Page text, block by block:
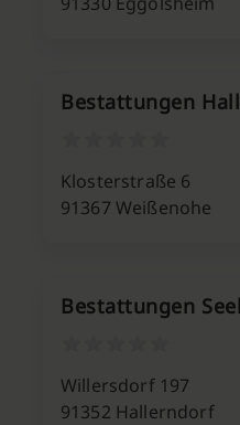
Bestattungen
Klosterstraße 6
91367 Weißenohe
Bestattungen
Willersdorf 197
91352 Hallerndorf